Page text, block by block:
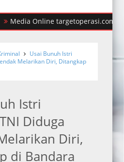
Online targetoperasi.com
Sumut Ungkap Jaringan
Usai Bunuh Istri
Melarikan Diri, Ditangkap
Istri
Diduga
Diri,
di Bandara